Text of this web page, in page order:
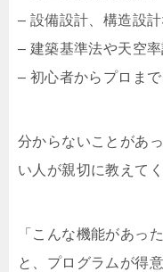
– 設備設計、構造設
– 建築基準法や天空
– 初心者からプロま
分からないことがあ
い人が親切に教えてく
「こんな機能があっ
と、プログラムが得